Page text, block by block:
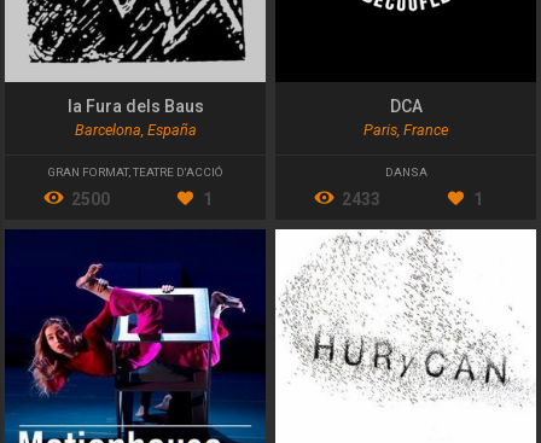
la Fura dels Baus
Barcelona, España
GRAN FORMAT, TEATRE D'ACCIÓ
2500 1
DCA
Paris, France
DANSA
2433 1